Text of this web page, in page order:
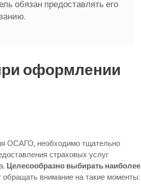
обязан предоставлять его
оформлении
ОСАГО, необходимо тщательно
страховых услуг
Целесообразно выбирать наиболее
обращать внимание на такие моменты: